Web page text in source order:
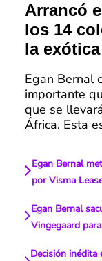
Arrancó
los 14
la
Egan Bernal
importante
que se
África. Esta
Egan Bernal
por Visma
Egan Bernal
Vingegaard
Decisión